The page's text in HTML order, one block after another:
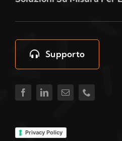
Supporto
Privacy Policy